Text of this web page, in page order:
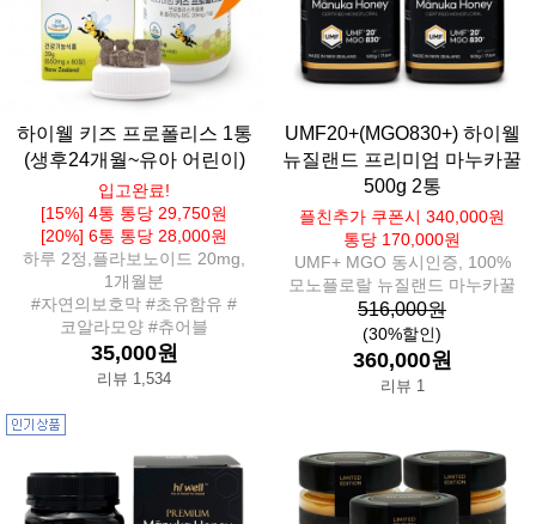
하이웰 키즈 프로폴리스 1통
(생후24개월~유아 어린이)
입고완료!
[15%] 4통 통당 29,750원
[20%] 6통 통당 28,000원
하루 2정,플라보노이드 20mg,
1개월분
#자연의보호막 #초유함유 #
코알라모양 #츄어블
35,000원
리뷰 1,534
UMF20+(MGO830+) 하이웰
뉴질랜드 프리미엄 마누카꿀
500g 2통
플친추가 쿠폰시 340,000원
통당 170,000원
UMF+ MGO 동시인증, 100%
모노플로랄 뉴질랜드 마누카꿀
516,000원
(30%할인)
360,000원
리뷰 1